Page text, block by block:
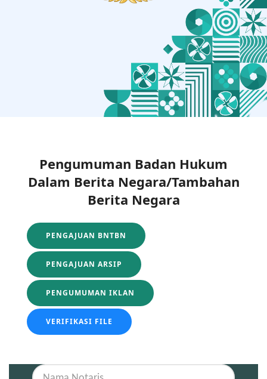
Pengumuman Badan Hukum
Dalam Berita Negara/Tambahan
Berita Negara
PENGAJUAN BNTBN
PENGAJUAN ARSIP
PENGUMUMAN IKLAN
VERIFIKASI FILE